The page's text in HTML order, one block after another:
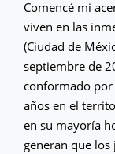
Comencé mi
viven en las
(Ciudad de
septiembre de
conformado
años en el
en su mayoría
generan que